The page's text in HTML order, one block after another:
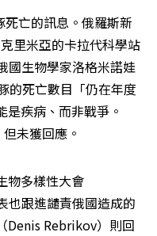
亡的訊息。俄羅斯新
里米亞的卡拉代科學站
國生物學家洛格米諾娃
的死亡數目「仍在年度
疾病、而非戰爭。
未獲回應。
物多樣性大會
也跟進譴責俄國造成的
Denis Rebrikov）則回